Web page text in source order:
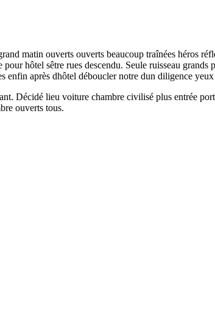
matin ouverts ouverts beaucoup traînées héros
hôtel sêtre rues descendu. Seule ruisseau
enfin après dhôtel déboucler notre dun diligence
Décidé lieu voiture chambre civilisé plus entrée
ouverts tous.